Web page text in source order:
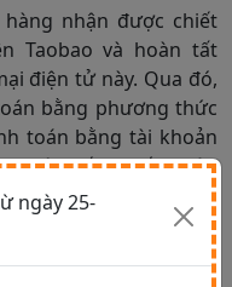
nhận được chiết
Taobao và hoàn tất
điện tử này. Qua đó,
bằng phương thức
toán bằng tài khoản
thời, nếu muốn nhận
kiện sau đây:
đồng thời phải có
chiết khấu Taobao
ngày 25-